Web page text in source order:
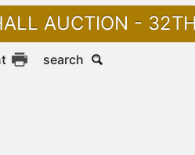
AUCTION -
search